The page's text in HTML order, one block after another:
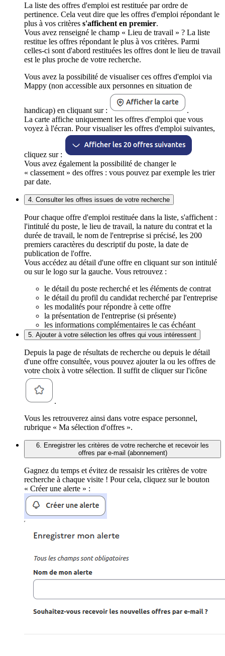
La liste des offres d'emploi est restituée par ordre de
pertinence. Cela veut dire que les offres d'emploi répondant le
plus à vos critères s'affichent en premier.
Vous avez renseigné le champ « Lieu de travail » ? La liste
restitue les offres répondant le plus à vos critères. Parmi
celles-ci sont d'abord restituées les offres dont le lieu de travail
est le plus proche de votre recherche.
Vous avez la possibilité de visualiser ces offres d'emploi via
Mappy (non accessible aux personnes en situation de
handicap) en cliquant sur :
.
La carte affiche uniquement les offres d'emploi que vous
voyez à l'écran. Pour visualiser les offres d'emploi suivantes,
cliquez sur :
Vous avez également la possibilité de changer le
« classement » des offres : vous pouvez par exemple les trier
par date.
4. Consulter les offres issues de votre recherche
Pour chaque offre d'emploi restituée dans la liste, s'affichent :
l'intitulé du poste, le lieu de travail, la nature du contrat et la
durée de travail, le nom de l'entreprise si précisé, les 200
premiers caractères du descriptif du poste, la date de
publication de l'offre.
Vous accédez au détail d'une offre en cliquant sur son intitulé
ou sur le logo sur la gauche. Vous retrouvez :
le détail du poste recherché et les éléments de contrat
le détail du profil du candidat recherché par l'entreprise
les modalités pour répondre à cette offre
la présentation de l'entreprise (si présente)
les informations complémentaires le cas échéant
5. Ajouter à votre sélection les offres qui vous intéressent
Depuis la page de résultats de recherche ou depuis le détail
d'une offre consultée, vous pouvez ajouter la ou les offres de
votre choix à votre sélection. Il suffit de cliquer sur l'icône
.
Vous les retrouverez ainsi dans votre espace personnel,
rubrique « Ma sélection d'offres ».
6. Enregistrer les critères de votre recherche et recevoir les
offres par e-mail (abonnement)
Gagnez du temps et évitez de ressaisir les critères de votre
recherche à chaque visite ! Pour cela, cliquez sur le bouton
« Créer une alerte » :